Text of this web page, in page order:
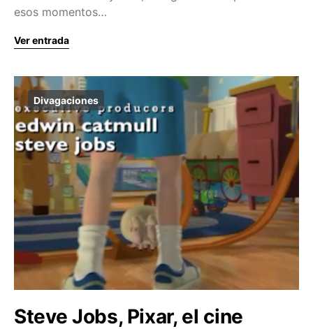
esos momentos…
Ver entrada
Divagaciones
Steve Jobs, Pixar, el cine